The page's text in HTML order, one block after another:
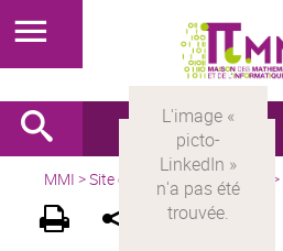
MMI >Site en français > à propos >